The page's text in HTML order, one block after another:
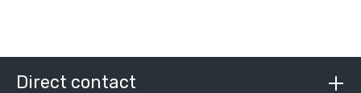
Direct contact